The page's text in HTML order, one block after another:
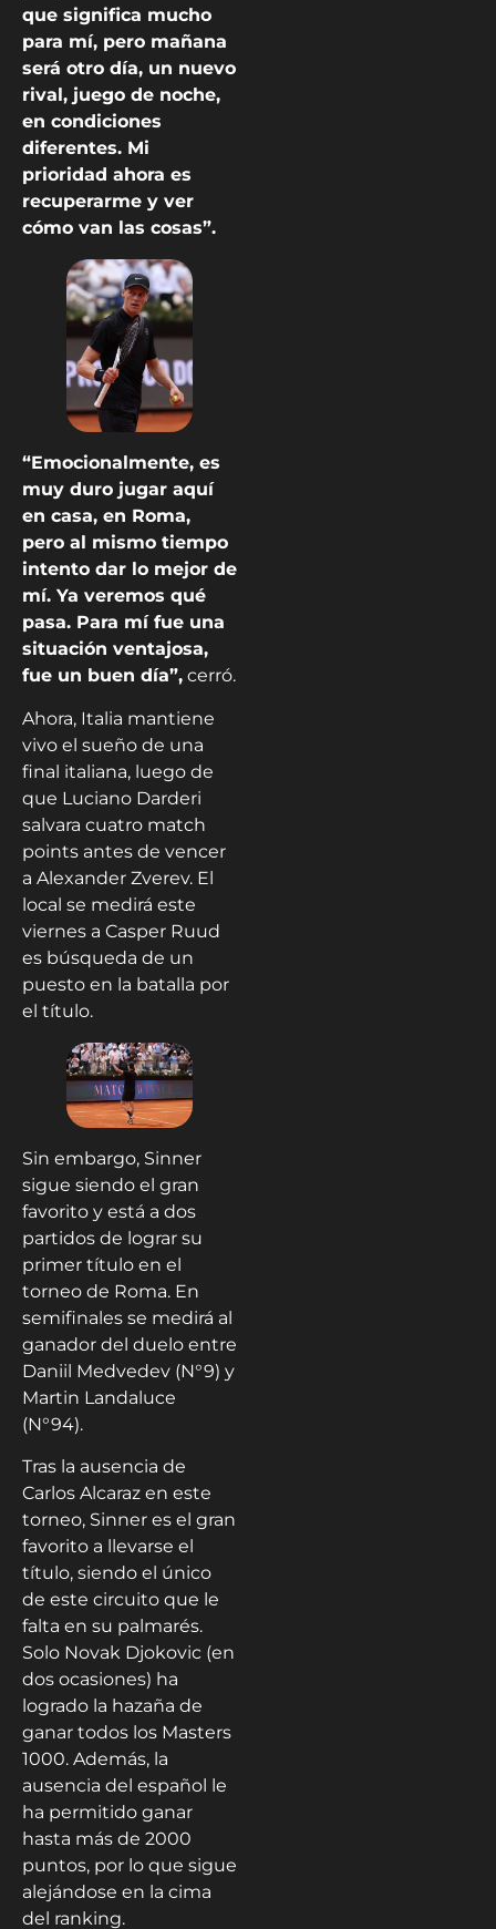
que significa mucho
para mí, pero mañana
será otro día, un nuevo
rival, juego de noche,
en condiciones
diferentes. Mi
prioridad ahora es
recuperarme y ver
cómo van las cosas”.
“Emocionalmente, es
muy duro jugar aquí
en casa, en Roma,
pero al mismo tiempo
intento dar lo mejor de
mí. Ya veremos qué
pasa. Para mí fue una
situación ventajosa,
fue un buen día”, cerró.
Ahora, Italia mantiene
vivo el sueño de una
final italiana, luego de
que Luciano Darderi
salvara cuatro match
points antes de vencer
a Alexander Zverev. El
local se medirá este
viernes a Casper Ruud
es búsqueda de un
puesto en la batalla por
el título.
Sin embargo, Sinner
sigue siendo el gran
favorito y está a dos
partidos de lograr su
primer título en el
torneo de Roma. En
semifinales se medirá al
ganador del duelo entre
Daniil Medvedev (N°9) y
Martin Landaluce
(N°94).
Tras la ausencia de
Carlos Alcaraz en este
torneo, Sinner es el gran
favorito a llevarse el
título, siendo el único
de este circuito que le
falta en su palmarés.
Solo Novak Djokovic (en
dos ocasiones) ha
logrado la hazaña de
ganar todos los Masters
1000. Además, la
ausencia del español le
ha permitido ganar
hasta más de 2000
puntos, por lo que sigue
alejándose en la cima
del ranking.